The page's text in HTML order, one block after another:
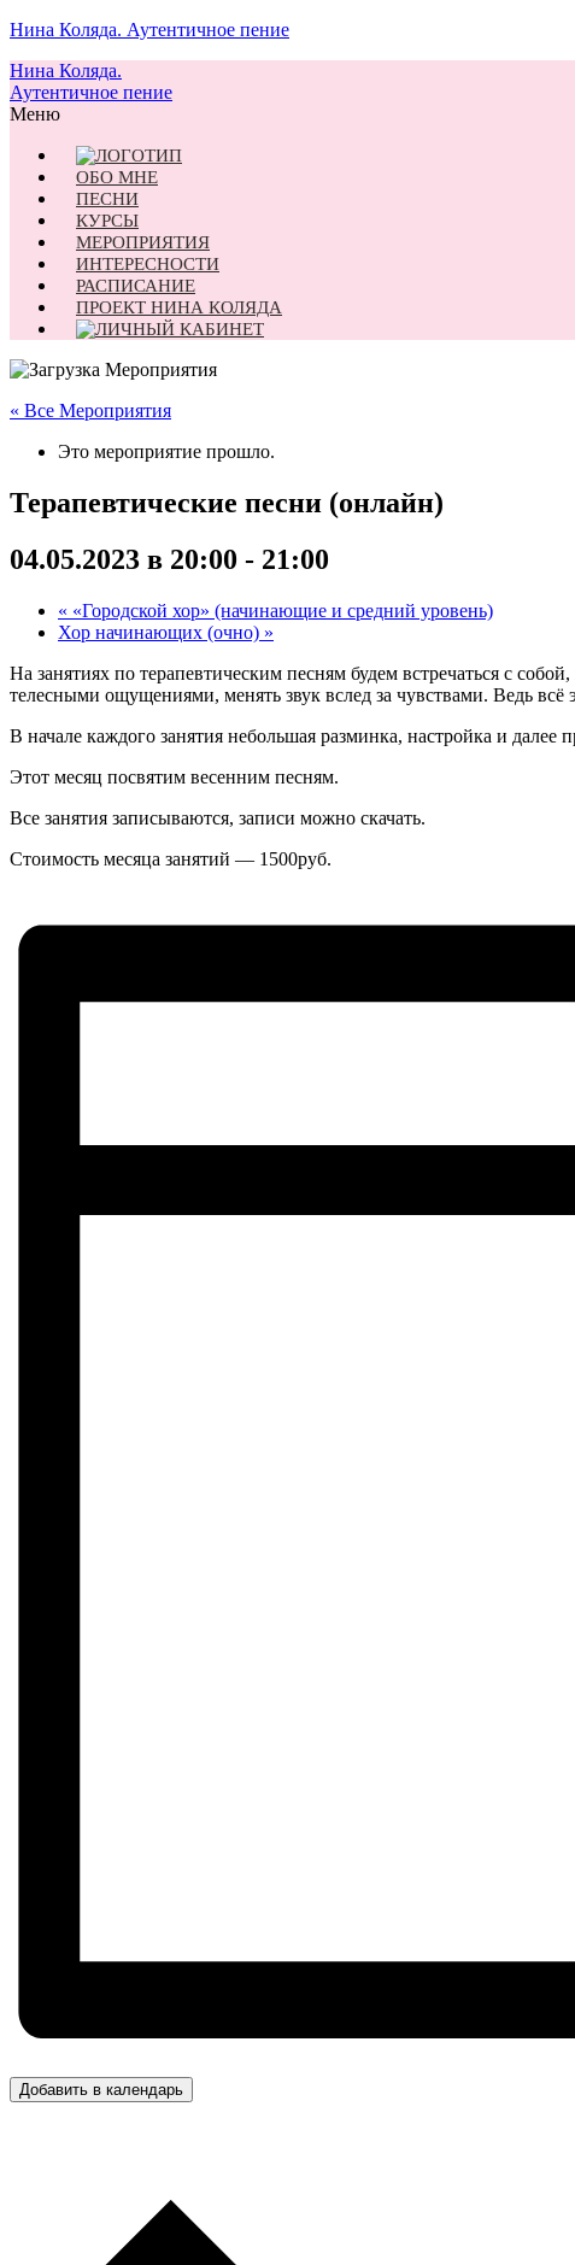
Нина Коляда. Аутентичное пение
Нина Коляда.
Аутентичное пение
Меню
ОБО МНЕ
ПЕСНИ
КУРСЫ
МЕРОПРИЯТИЯ
ИНТЕРЕСНОСТИ
РАСПИСАНИЕ
ПРОЕКТ НИНА КОЛЯДА
« Все Мероприятия
Это мероприятие прошло.
Терапевтические песни (онлайн)
04.05.2023 в 20:00 - 21:00
« «Городской хор» (начинающие и средний уровень)
Хор начинающих (очно) »
На занятиях по терапевтическим песням будем встречаться с
телесными ощущениями, менять звук вслед за чувствами. Ведь всё
В начале каждого занятия небольшая разминка, настройка и далее
Этот месяц посвятим весенним песням.
Все занятия записываются, записи можно скачать.
Стоимость месяца занятий — 1500руб.
Добавить в календарь